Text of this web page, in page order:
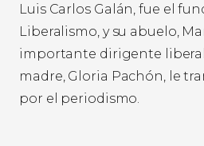
Luis Carlos Galán, fue el
Liberalismo, y su abuelo,
importante dirigente
madre, Gloria Pachón, le
por el periodismo.